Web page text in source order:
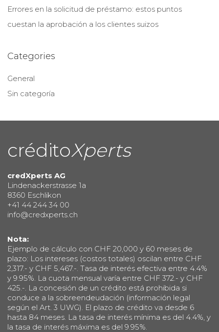
Errores en la solicitud de préstamo: estos puntos
cuestan la aprobación a los clientes suizos
Categories
General
Sin categoría
créditoXperts
credXperts AG
Lindenackerstrasse 1a
8360 Eschlikon
+41 44 244 34 00
info@credxperts.ch
Nota:
Ejemplo de cálculo con CHF 20,000 y 60 meses de
plazo: Los intereses (costos totales) oscilan entre CHF
2,317.- y CHF 5,467.-. Tasa de interés efectiva entre 4.4%
y 9.95%. La cuota mensual varía entre CHF 372.- y CHF
425.-. La concesión de un crédito está prohibida si
conduce a la sobreendeudación (información legal
según el Art. 3 UWG). El plazo de crédito va desde 6
hasta 84 meses. La tasa de interés mínima es del 4.4%, y
la tasa de interés máxima es del 9.95%.